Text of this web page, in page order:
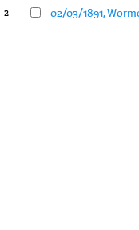
2 02/03/1891,